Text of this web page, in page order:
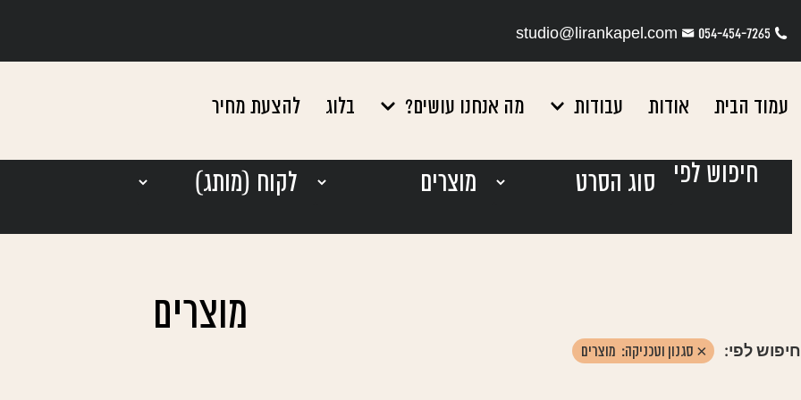
054-454-7265
studio@lirankapel.com
עמוד הבית אודות עבודות מה אנחנו עושים? בלוג להצעת מחיר
חיפוש לפי
מוצרים
חיפוש לפי: סגנון וטכניקה: מוצרים ×